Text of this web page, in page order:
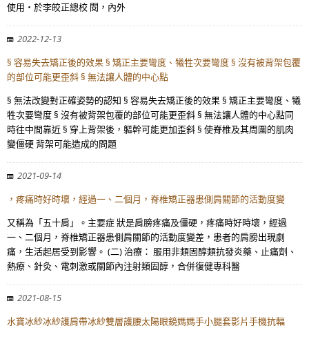
使用‧於李皎正總校 閱，內外
2022-12-13
§ 容易失去矯正後的效果 § 矯正主要彎度、犧牲次要彎度 § 沒有被背架包覆
的部位可能更歪斜 § 無法讓人體的中心點
§ 無法改變對正確姿勢的認知 § 容易失去矯正後的效果 § 矯正主要彎度、犧
牲次要彎度 § 沒有被背架包覆的部位可能更歪斜 § 無法讓人體的中心點同
時往中間靠近 § 穿上背架後，軀幹可能更加歪斜 § 使脊椎及其周圍的肌肉
變僵硬 背架可能造成的問題
2021-09-14
，疼痛時好時壞，經過一、二個月，脊椎矯正器患側肩關節的活動度變
又稱為「五十肩」。主要症 狀是肩膀疼痛及僵硬，疼痛時好時壞，經過
一、二個月，脊椎矯正器患側肩關節的活動度變差，患者的肩膀出現劇
痛，生活起居受到影響。 (二) 治療： 服用非類固醇類抗發炎藥、止痛劑、
熱療、針灸、電刺激或關節內注射類固醇，合併復健專科醫
2021-08-15
水寶冰紗冰紗護肩帶冰紗雙層護腰太陽眼鏡媽媽手小腿套影片手機抗輻